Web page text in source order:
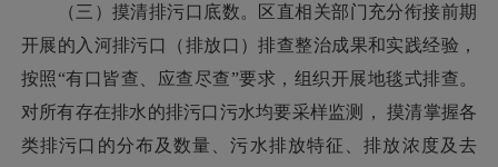
（三）摸清排污口底数。区直相关部门充分衔接前期
开展的入河排污口（排放口）排查整治成果和实践经验，
按照“有口皆查、应查尽查”要求，组织开展地毯式排查。
对所有存在排水的排污口污水均要采样监测， 摸清掌握各
类排污口的分布及数量、污水排放特征、排放浓度及去